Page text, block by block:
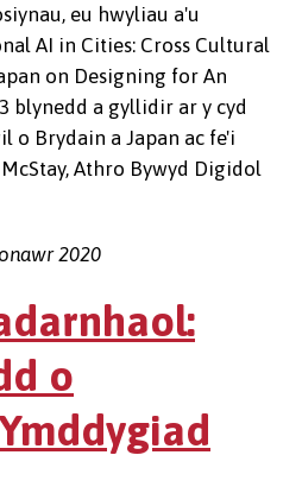
eu hwyliau a'u
AI in Cities: Cross Cultural
on Designing for An
blynedd a gyllidir ar y cyd
o Brydain a Japan ac fe'i
Athro Bywyd Digidol
2020
o